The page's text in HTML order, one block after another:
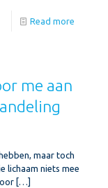
Read more
me aan
maar toch
lichaam niets mee
[…]